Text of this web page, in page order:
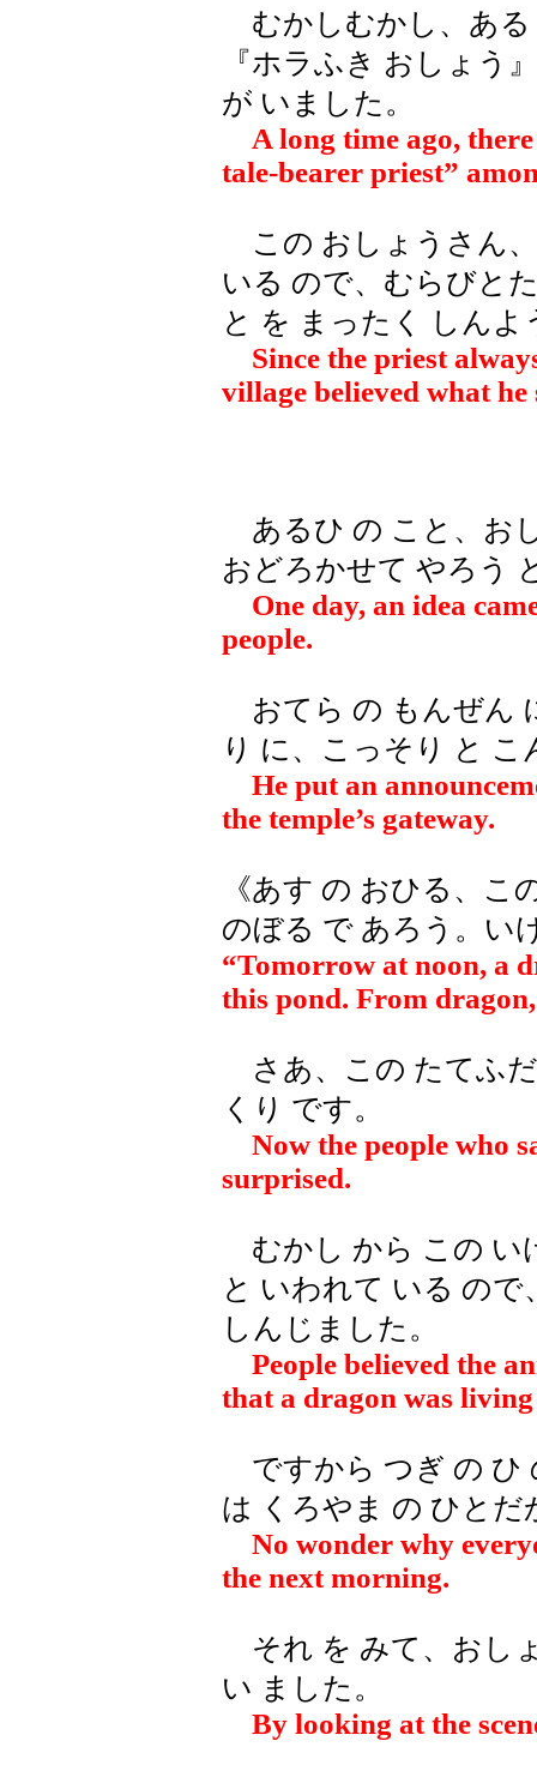
むかしむかし、ある
『ホラふき おしょう
が いました。
A long time ago,
tale-bearer priest”
この おしょうさん
いる ので、むらびと
と を まったく しん
Since the priest
village believed what he
あるひ の こと、お
おどろかせて やろう
One day, an idea
people.
おてら の もんぜん
り に、こっそり と
He put an
the temple’s gateway.
《あす の おひる、こ
のぼる で あろう。い
“Tomorrow at noon, a
this pond. From
さあ、この たてふ
くり です。
Now the people who
surprised.
むかし から この い
と いわれて いる の
しんじました。
People believed the
that a dragon was
ですから つぎ の ひ
は くろやま の ひとだ
No wonder why
the next morning.
それ を みて、おし
い ました。
By looking at the